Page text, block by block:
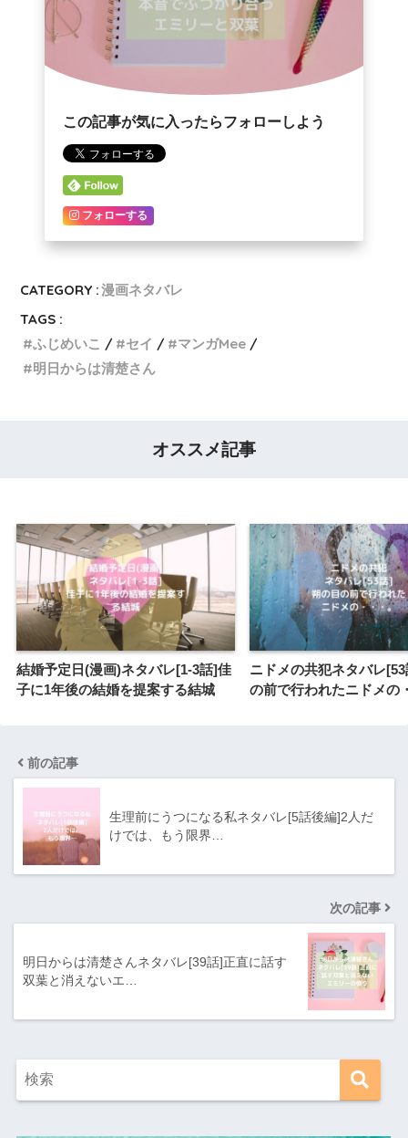
この記事が気に入ったらフォローしよう
フォローする
CATEGORY :漫画ネタバレ
TAGS :
ふじめいこ
セイ
マンガMee
明日からは清楚さん
オススメ記事
結婚予定日(漫画)ネタバレ[1-3話]佳
子に1年後の結婚を提案する結城
ニドメの共犯ネタバレ
の前で行われたニドメの
前の記事
生理前にうつになる私ネタバレ[5話後編]2人だ
けでは、もう限界…
次の記事
明日からは清楚さんネタバレ[39話]正直に話す
双葉と消えないエ…